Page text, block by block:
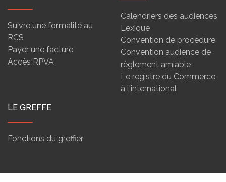
Suivre une formalité au
RCS
Payer une facture
Accès RPVA
Calendriers des audiences
Lexique
Convention de procédure
Convention audience de
règlement amiable
Le registre du Commerce
à l'international
LE GREFFE
Fonctions du greffier